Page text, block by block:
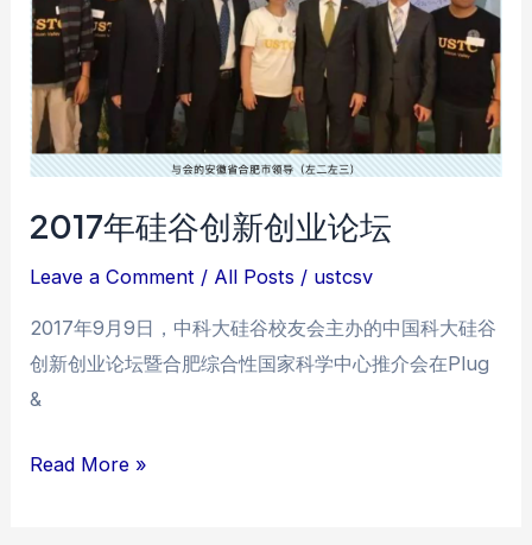
2017年硅谷创新创业论坛
Leave a Comment / All Posts / ustcsv
2017年9月9日，中科大硅谷校友会主办的中国科大硅谷
创新创业论坛暨合肥综合性国家科学中心推介会在Plug
&
2017
Read More »